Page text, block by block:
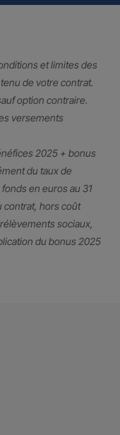
et limites des
de votre contrat.
option contraire.
versements
2025 + bonus
du taux de
en euros au 31
contrat, hors coût
sociaux,
du bonus 2025